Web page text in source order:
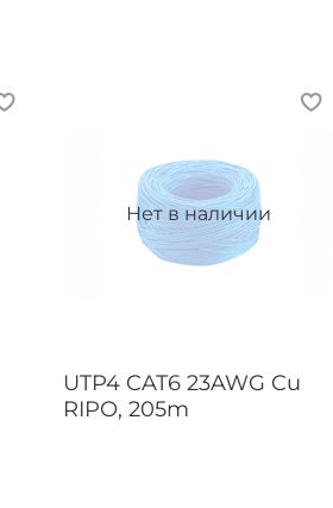
Нет в наличии
UTP4 CAT6 23AWG Cu
RIPO, 205m